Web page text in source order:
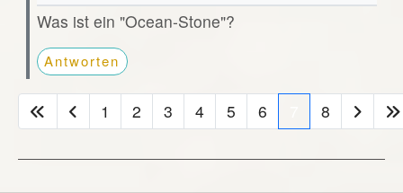
Was ist ein "Ocean-Stone"?
Antworten
1 2 3 4 5 6 8